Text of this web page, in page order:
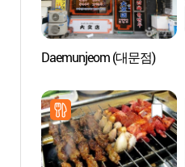
Daemunjeom (대문점)